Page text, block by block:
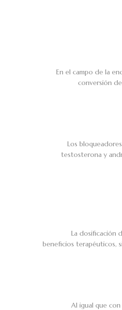
En el campo de la
conversión
Los
testosterona y
La dosificación
beneficios terapéuticos,
Al igual que